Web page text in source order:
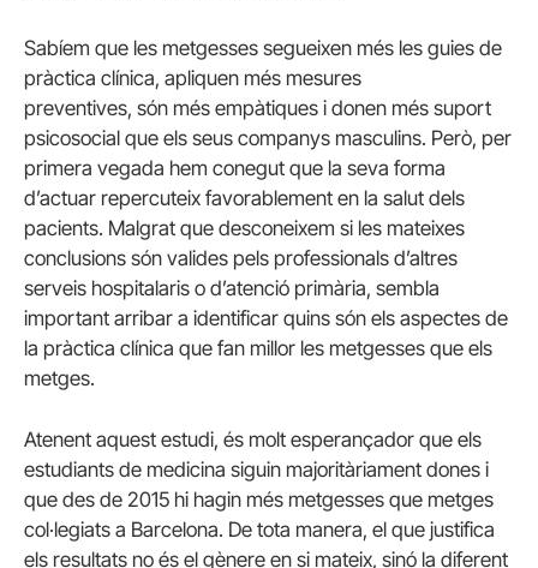
Sabíem que les metgesses segueixen més les guies de
pràctica clínica, apliquen més mesures
preventives, són més empàtiques i donen més suport
psicosocial que els seus companys masculins. Però, per
primera vegada hem conegut que la seva forma
d’actuar repercuteix favorablement en la salut dels
pacients. Malgrat que desconeixem si les mateixes
conclusions són valides pels professionals d’altres
serveis hospitalaris o d’atenció primària, sembla
important arribar a identificar quins són els aspectes de
la pràctica clínica que fan millor les metgesses que els
metges.
Atenent aquest estudi, és molt esperançador que els
estudiants de medicina siguin majoritàriament dones i
que des de 2015 hi hagin més metgesses que metges
col·legiats a Barcelona. De tota manera, el que justifica
els resultats no és el gènere en si mateix, sinó la diferent